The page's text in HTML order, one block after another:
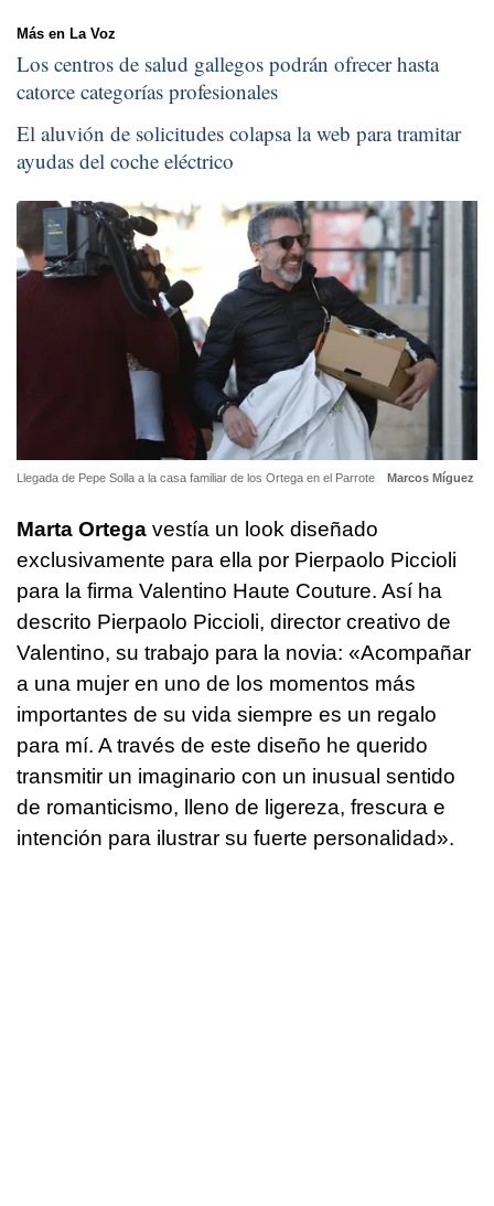
Más en La Voz
Los centros de salud gallegos podrán ofrecer hasta
catorce categorías profesionales
El aluvión de solicitudes colapsa la web para tramitar
ayudas del coche eléctrico
Llegada de Pepe Solla a la casa familiar de los Ortega en el Parrote Marcos Míguez
Marta Ortega vestía un look diseñado
exclusivamente para ella por Pierpaolo Piccioli
para la firma Valentino Haute Couture. Así ha
descrito Pierpaolo Piccioli, director creativo de
Valentino, su trabajo para la novia: «Acompañar
a una mujer en uno de los momentos más
importantes de su vida siempre es un regalo
para mí. A través de este diseño he querido
transmitir un imaginario con un inusual sentido
de romanticismo, lleno de ligereza, frescura e
intención para ilustrar su fuerte personalidad».